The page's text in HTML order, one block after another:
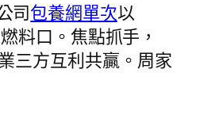
司包養網單次以
料口。焦點抓手，
三方互利共贏。周家